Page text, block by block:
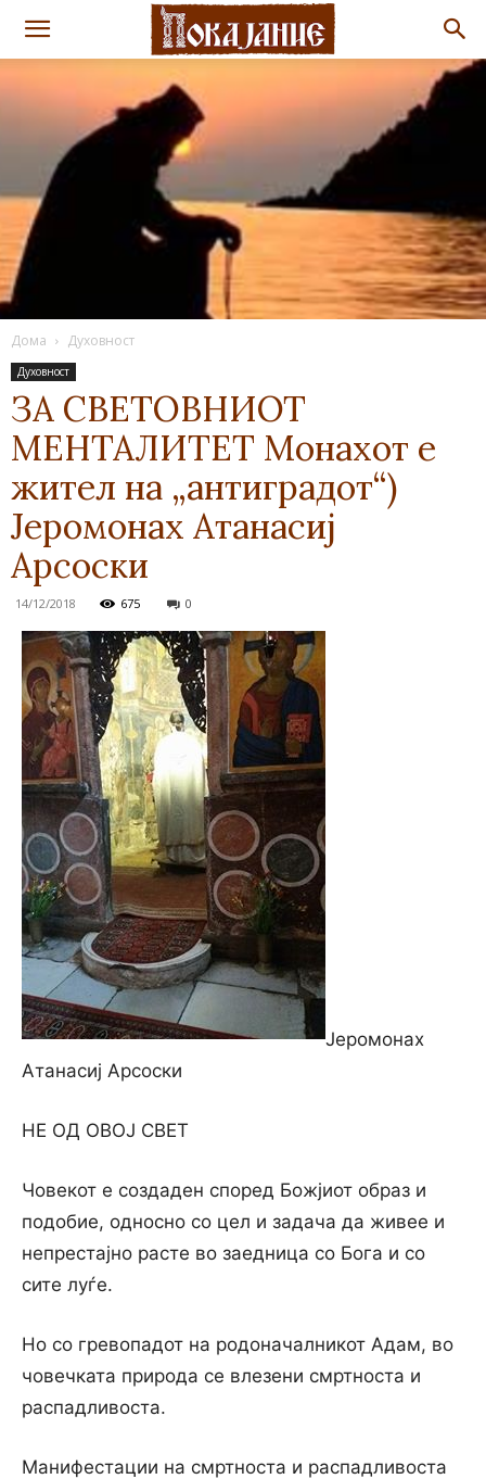
Дома Духовност
Духовност
ЗА СВЕТОВНИОТ
МЕНТАЛИТЕТ Монахот е
жител на „антиградот“)
Јеромонах Атанасиј
Арсоски
14/12/2018 675 0
Јеромонах
Атанасиј Арсоски
НЕ ОД ОВОЈ СВЕТ
Човекот е создаден според Божјиот образ и
подобие, односно со цел и задача да живее и
непрестајно расте во заедница со Бога и со
сите луѓе.
Но со гревопадот на родоначалникот Адам, во
човечката природа се влезени смртноста и
распадливоста.
Манифестации на смртноста и распадливоста